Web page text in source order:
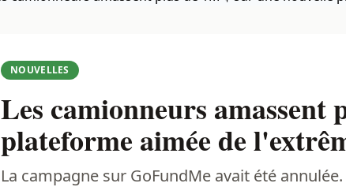
NOUVELLES
Les camionneurs amassent
plateforme aimée de
La campagne sur GoFundMe avait été annulée.